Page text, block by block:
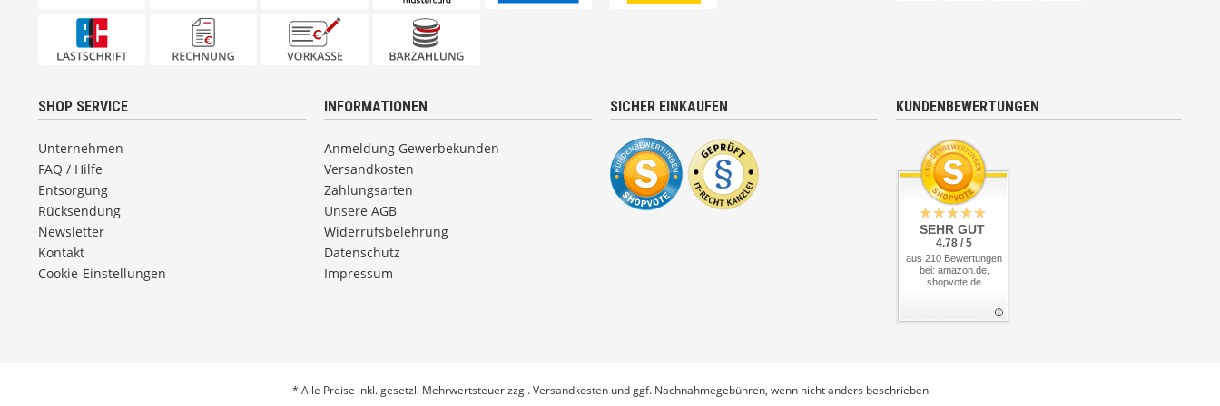
SHOP SERVICE
Unternehmen
FAQ / Hilfe
Entsorgung
Rücksendung
Newsletter
Kontakt
Cookie-Einstellungen
INFORMATIONEN
Anmeldung Gewerbekunden
Versandkosten
Zahlungsarten
Unsere AGB
Widerrufsbelehrung
Datenschutz
Impressum
SICHER EINKAUFEN KUNDENBEWERTUNGEN
SEHR GUT
4.78 / 5
aus 210 Bewertungen
bei: amazon.de,
shopvote.de
* Alle Preise inkl. gesetzl. Mehrwertsteuer zzgl.Versandkostenund ggf. Nachnahmegebühren, wenn nicht anders beschrieben